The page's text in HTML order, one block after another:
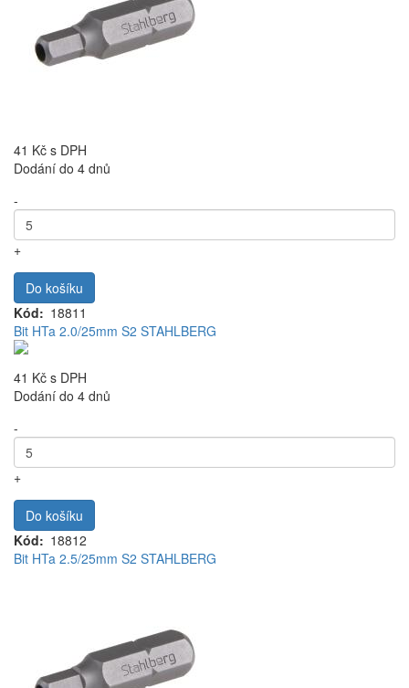
41 Kč s DPH
Dodání do 4 dnů
-
+
Do košíku
Kód
18811
Bit HTa 2.0/25mm S2 STAHLBERG
41 Kč s DPH
Dodání do 4 dnů
-
+
Do košíku
Kód
18812
Bit HTa 2.5/25mm S2 STAHLBERG